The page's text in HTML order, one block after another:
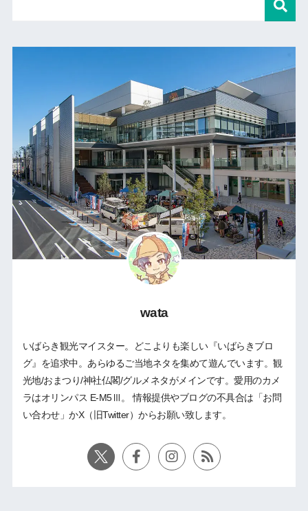
wata
いばらき観光マイスター。どこよりも楽しい『いばらきブロ
グ』を追求中。あらゆるご当地ネタを集めて遊んでいます。観
光地/おまつり/神社仏閣/グルメネタがメインです。愛用のカメ
ラはオリンパス E-M5Ⅲ。 情報提供やブログの不具合は「お問
い合わせ」かX（旧Twitter）からお願い致します。